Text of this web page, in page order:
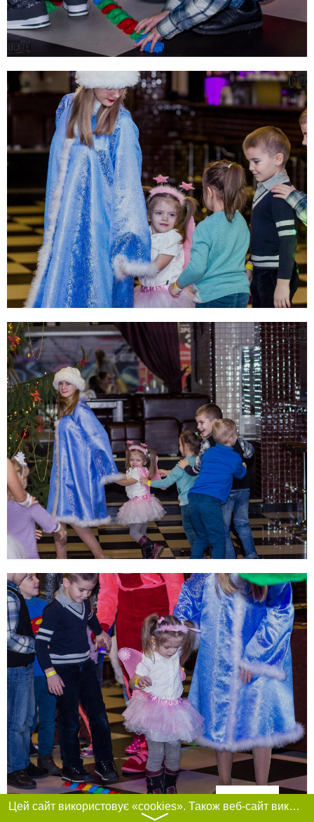
Фільтри
Цей сайт використовує «cookies». Також веб-сайт використовує інтернет-сервіс для збору технічних даних стосовно відвідувачів з метою отримання маркетингової та статистичної інформації. Умови обробки даних відвідувачів сайту див.
〉